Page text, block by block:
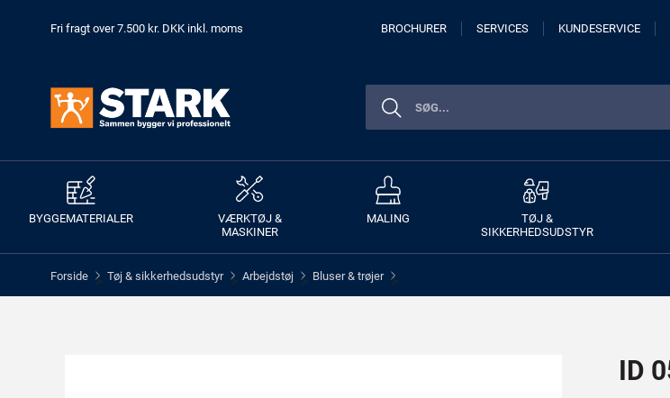
Fri fragt over 7.500 kr. DKK inkl. moms BROCHURER SERVICES KUNDESERVICE
BYGGEMATERIALER
VÆRKTØJ &
MASKINER
MALING
TØJ &
SIKKERHEDSUDSTYR
Forside > Tøj & sikkerhedsudstyr > Arbejdstøj > Bluser & trøjer >
ID